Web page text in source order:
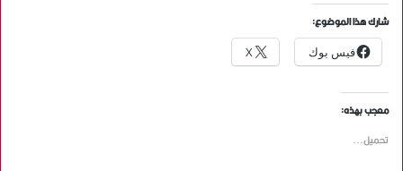
شارك هذا الموضوع:
فيس بوك X
معجب بهذه:
تحميل...